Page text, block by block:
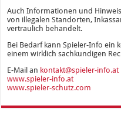
Auch Informationen und
von illegalen Standorten,
vertraulich behandelt.
Bei Bedarf kann Spieler-Info ein
einem wirklich sachkundigen
E-Mail an kontakt@spieler-info.at
www.spieler-info.at
www.spieler-schutz.com